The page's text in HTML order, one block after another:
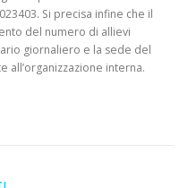
Si precisa infine che il
del numero di allievi
giornaliero e la sede del
all’organizzazione interna.